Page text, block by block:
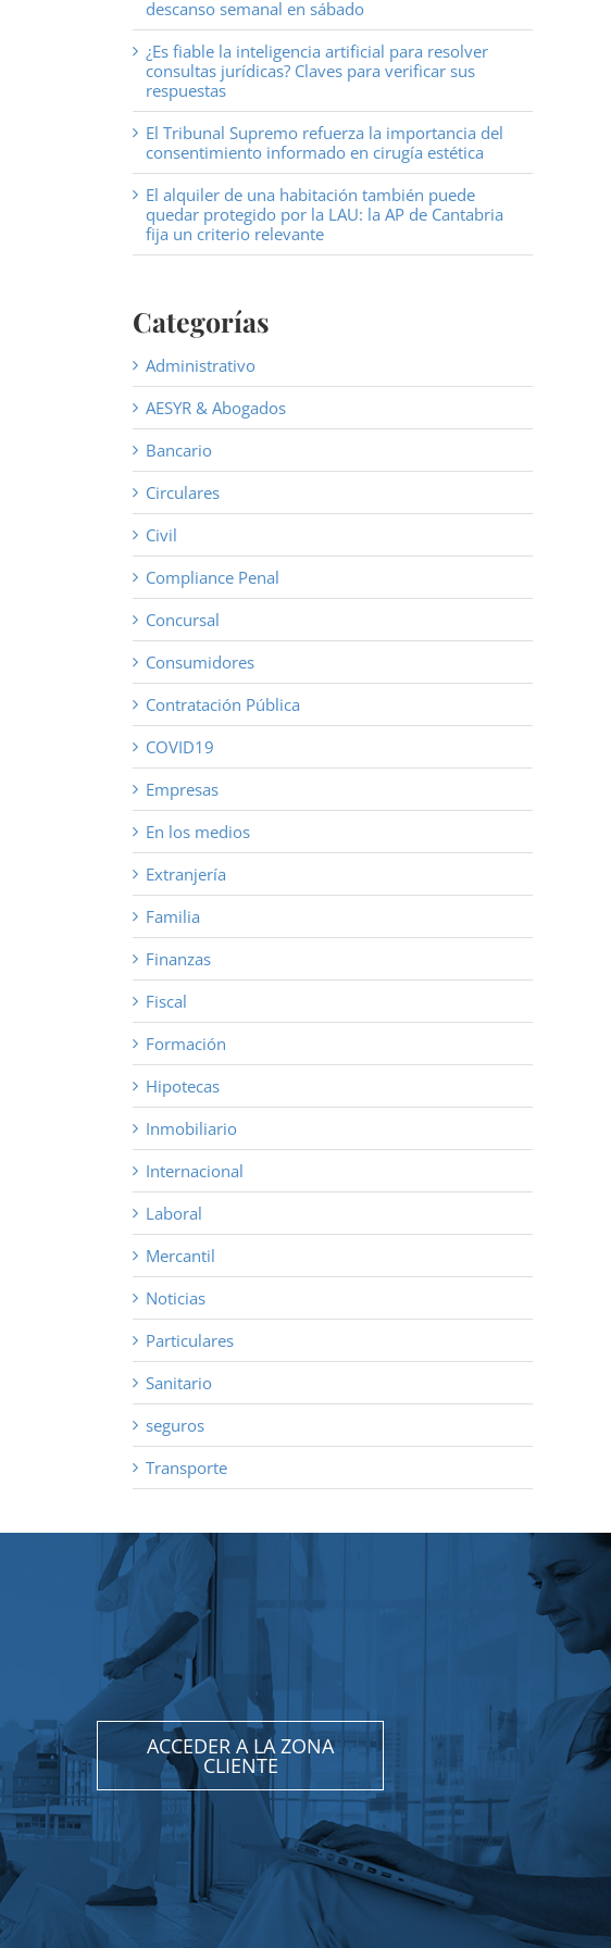
descanso semanal en sábado
¿Es fiable la inteligencia artificial para resolver
consultas jurídicas? Claves para verificar sus
respuestas
El Tribunal Supremo refuerza la importancia del
consentimiento informado en cirugía estética
El alquiler de una habitación también puede
quedar protegido por la LAU: la AP de Cantabria
fija un criterio relevante
Categorías
Administrativo
AESYR & Abogados
Bancario
Circulares
Civil
Compliance Penal
Concursal
Consumidores
Contratación Pública
COVID19
Empresas
En los medios
Extranjería
Familia
Finanzas
Fiscal
Formación
Hipotecas
Inmobiliario
Internacional
Laboral
Mercantil
Noticias
Particulares
Sanitario
seguros
Transporte
ACCEDER A LA ZONA
CLIENTE